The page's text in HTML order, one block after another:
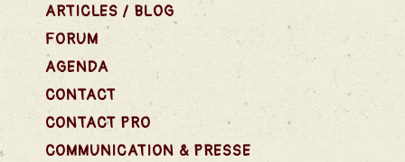
ARTICLES / BLOG
FORUM
AGENDA
CONTACT
CONTACT PRO
COMMUNICATION & PRESSE